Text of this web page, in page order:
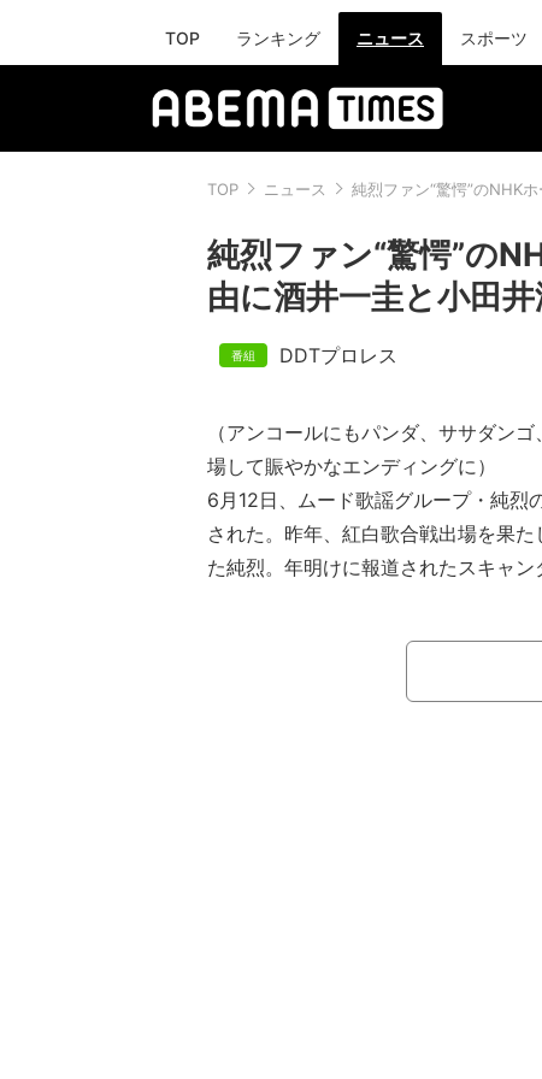
TOP ランキング ニュース スポーツ
TOP ニュース 純烈ファン“驚愕”のNHK
純烈ファン“驚愕”の
由に酒井一圭と小田
DDTプロレス
（アンコールにもパンダ、ササダン
場して賑やかなエンディングに）
6月12日、ムード歌謡グループ・純烈
された。昨年、紅白歌合戦出場を果
た純烈。年明けに報道されたスキャン
ダンゴ・マシン）がプロデュースす
『マッスル』の両国国技館大会にも